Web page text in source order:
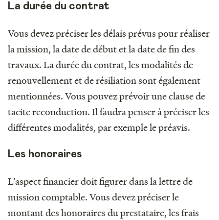
La durée du contrat
Vous devez préciser les délais prévus pour réaliser
la mission, la date de début et la date de fin des
travaux. La durée du contrat, les modalités de
renouvellement et de résiliation sont également
mentionnées. Vous pouvez prévoir une clause de
tacite reconduction. Il faudra penser à préciser les
différentes modalités, par exemple le préavis.
Les honoraires
L’aspect financier doit figurer dans la lettre de
mission comptable. Vous devez préciser le
montant des honoraires du prestataire, les frais